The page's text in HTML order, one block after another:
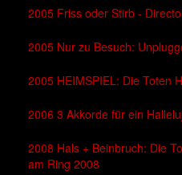
2005 Friss oder Stirb -
2005 Nur zu Besuch:
2005 HEIMSPIEL: Die Toten
2006 3 Akkorde für ein
2008 Hals + Beinbruch: Die
am Ring 2008